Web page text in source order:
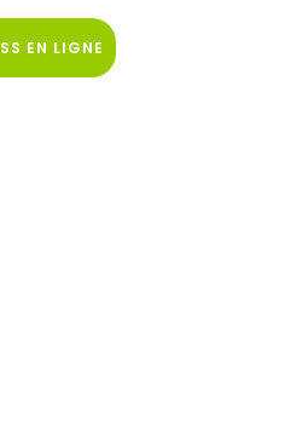
EN LIGNE